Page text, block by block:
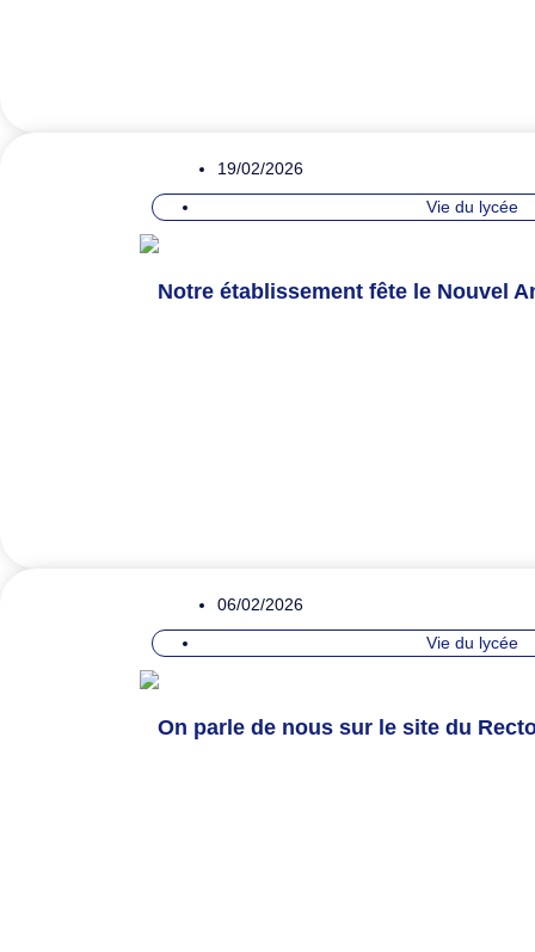
19/02/2026
Vie du lycée
Notre établissement fête le Nouvel
06/02/2026
Vie du lycée
On parle de nous sur le site du